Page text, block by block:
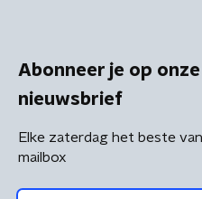
Abonneer je op
nieuwsbrief
Elke zaterdag het beste
mailbox